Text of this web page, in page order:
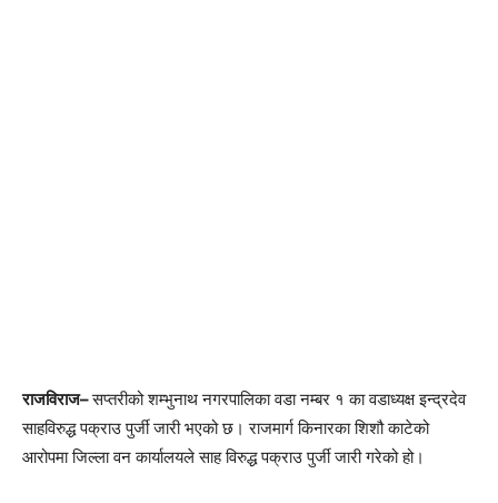
राजविराज–सप्तरीको शम्भुनाथ नगरपालिका वडा नम्बर १ का वडाध्यक्ष इन्द्रदेव
साहविरुद्ध पक्राउ पुर्जी जारी भएको छ। राजमार्ग किनारका शिशौ काटेको
आरोपमा जिल्ला वन कार्यालयले साह विरुद्ध पक्राउ पुर्जी जारी गरेको हो।